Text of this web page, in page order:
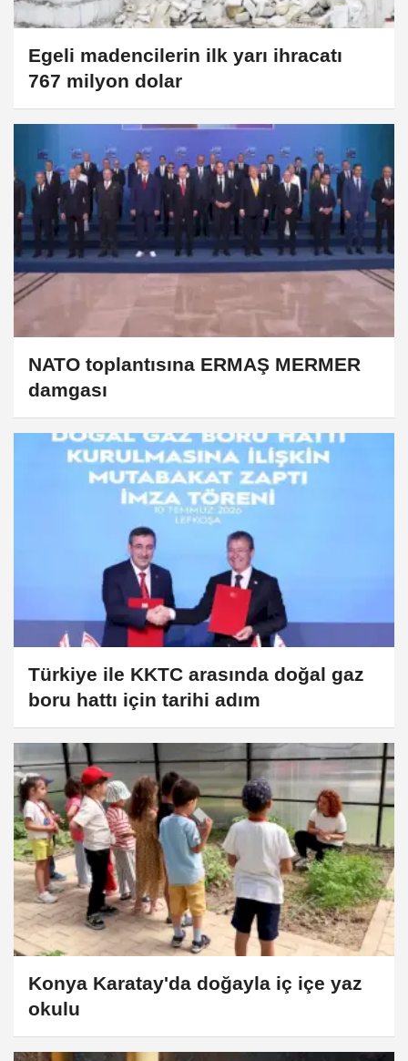
Egeli madencilerin ilk yarı ihracatı
767 milyon dolar
NATO toplantısına ERMAŞ MERMER
damgası
Türkiye ile KKTC arasında doğal gaz
boru hattı için tarihi adım
Konya Karatay'da doğayla iç içe yaz
okulu